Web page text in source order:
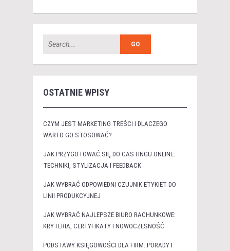
OSTATNIE WPISY
CZYM JEST MARKETING TREŚCI I DLACZEGO
WARTO GO STOSOWAĆ?
JAK PRZYGOTOWAĆ SIĘ DO CASTINGU ONLINE:
TECHNIKI, STYLIZACJA I FEEDBACK
JAK WYBRAĆ ODPOWIEDNI CZUJNIK ETYKIET DO
LINII PRODUKCYJNEJ
JAK WYBRAĆ NAJLEPSZE BIURO RACHUNKOWE:
KRYTERIA, CERTYFIKATY I NOWOCZESNOŚĆ
PODSTAWY KSIĘGOWOŚCI DLA FIRM: PORADY I